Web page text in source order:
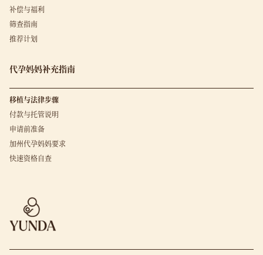
补偿与福利
筛查指南
推荐计划
代孕妈妈补充指南
移植与法律步骤
付款与托管说明
申请前准备
加州代孕妈妈要求
快速资格自查